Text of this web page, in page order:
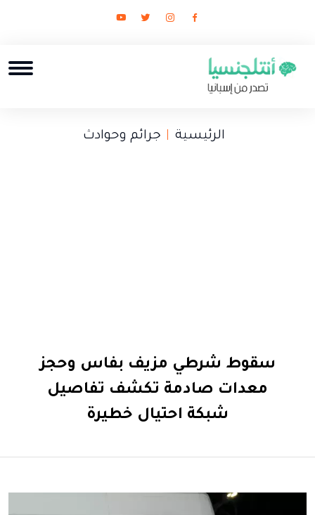
الرئيسية جرائم وحوادث
سقوط شرطي مزيف بفاس وحجز
معدات صادمة تكشف تفاصيل
شبكة احتيال خطيرة